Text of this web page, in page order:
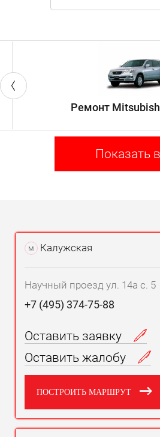
Ремонт
Показать
м Калужская
Научный проезд ул. 14а с. 5
+7 (495) 374-75-88
Оставить заявку
Оставить жалобу
ПОСТРОИТЬ МАРШРУТ